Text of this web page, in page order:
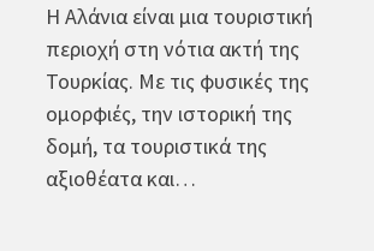
Η Αλάνια είναι μια τουριστική
περιοχή στη νότια ακτή της
Τουρκίας. Με τις φυσικές της
ομορφιές, την ιστορική της
δομή, τα τουριστικά της
αξιοθέατα και…